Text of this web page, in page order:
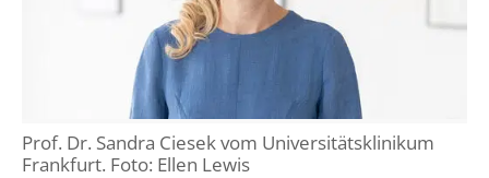
Prof. Dr. Sandra Ciesek vom Universitätsklinikum
Frankfurt. Foto: Ellen Lewis